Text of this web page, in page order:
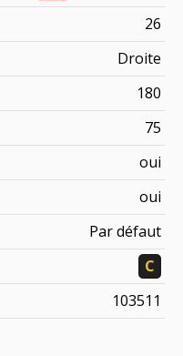
26
Droite
180
75
oui
oui
Par défaut
C
103511